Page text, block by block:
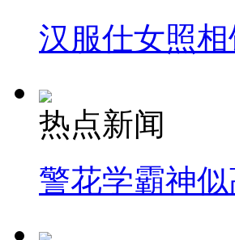
汉服仕女照
热点新闻
警花学霸神